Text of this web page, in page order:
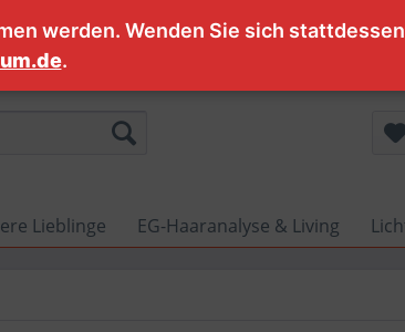
werden. Wenden Sie sich
.
Lieblinge EG-Haaranalyse & Living